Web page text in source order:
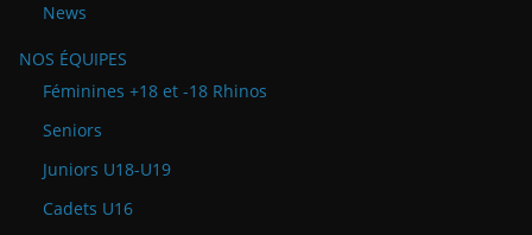
News
NOS ÉQUIPES
Féminines +18 et -18 Rhinos
Seniors
Juniors U18-U19
Cadets U16